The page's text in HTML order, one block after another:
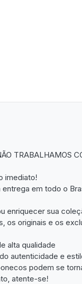
TRABALHAMOS
imediato!
entrega em todo o
enriquecer sua
os originais e os
alta qualidade
autenticidade e
podem se
atente-se!